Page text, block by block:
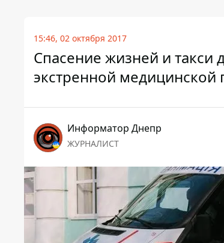
15:46, 02 октября 2017
Спасение жизней и такси
экстренной
Информатор Днепр
ЖУРНАЛИСТ